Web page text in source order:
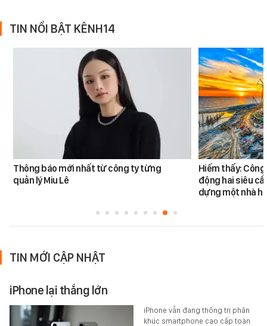
TIN NỔI BẬT KÊNH14
Thông báo mới nhất từ công ty từng
quản lý Miu Lê
Hiếm thấy:
động hai siêu
dựng một nhà
TIN MỚI CẬP NHẬT
iPhone lại thắng lớn
iPhone vẫn đang thống trị phân
khúc smartphone cao cấp toàn